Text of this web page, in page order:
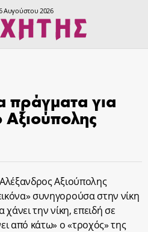
Αυγούστου 2026
πράγματα για
Αξιούπολης
συνηγορούσα στην νίκη
χάνει την νίκη, επειδή σε
από κάτω» ο «τροχός» της